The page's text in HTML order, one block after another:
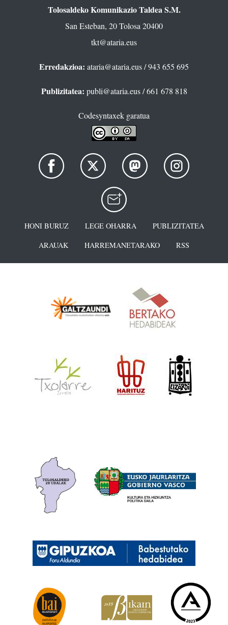
Tolosaldeko Komunikazio Taldea S.M.
San Esteban, 20 Tolosa 20400
tkt@ataria.eus
Erredakzioa: ataria@ataria.eus/ 943 655 695
Publizitatea: publi@ataria.eus/ 661 678 818
Codesyntaxek garatua
HONI BURUZ LEGE OHARRA
PUBLIZITATEA
ARAUAK
HARREMANETARAKO RSS